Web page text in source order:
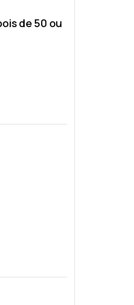
de 50 ou